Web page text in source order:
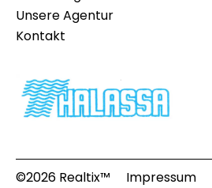
Unsere Agentur
Kontakt
©2026 Realtix™ Impressum